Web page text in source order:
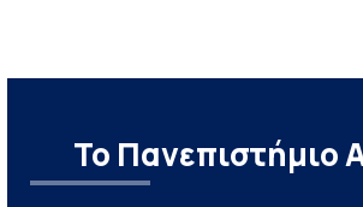
Το Πανεπιστήμιο